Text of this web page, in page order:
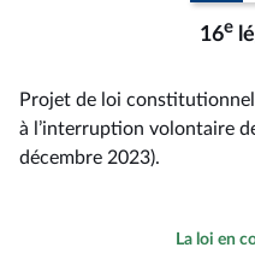
16e
Projet de loi
à l’interruption volontaire
décembre 2023).
La loi en